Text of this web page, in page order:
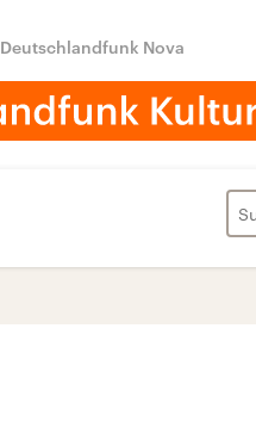
Deutschlandfunk Nova